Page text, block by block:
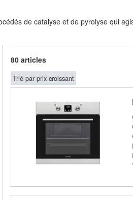
de catalyse et de pyrolyse qui
80 articles
Trié par prix croissant